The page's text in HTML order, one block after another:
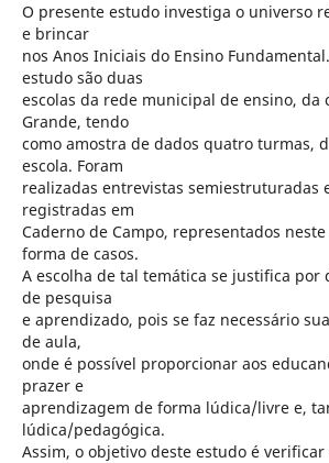
O presente estudo investiga o universo
e brincar
nos Anos Iniciais do Ensino
estudo são duas
escolas da rede municipal de ensino, da
Grande, tendo
como amostra de dados quatro turmas,
escola. Foram
realizadas entrevistas semiestruturadas
registradas em
Caderno de Campo, representados
forma de casos.
A escolha de tal temática se justifica por
de pesquisa
e aprendizado, pois se faz necessário
de aula,
onde é possível proporcionar aos
prazer e
aprendizagem de forma lúdica/livre e,
lúdica/pedagógica.
Assim, o objetivo deste estudo é